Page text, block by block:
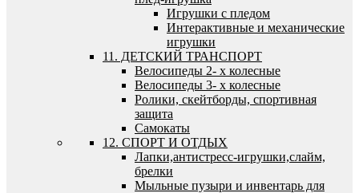
Игрушки с пледом
Интерактивные и механические
игрушки
11. ДЕТСКИЙ ТРАНСПОРТ
Велосипеды 2- х колесные
Велосипеды 3- х колесные
Ролики, скейтборды, спортивная
защита
Самокаты
12. СПОРТ И ОТДЫХ
Лапки,антистресс-игрушки,слайм,
брелки
Мыльные пузыри и инвентарь для